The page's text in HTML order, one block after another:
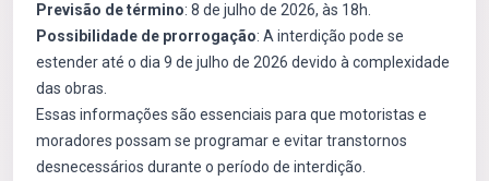
Previsão de término: 8 de julho de 2026, às 18h.
Possibilidade de prorrogação: A interdição pode se
estender até o dia 9 de julho de 2026 devido à complexidade
das obras.
Essas informações são essenciais para que motoristas e
moradores possam se programar e evitar transtornos
desnecessários durante o período de interdição.